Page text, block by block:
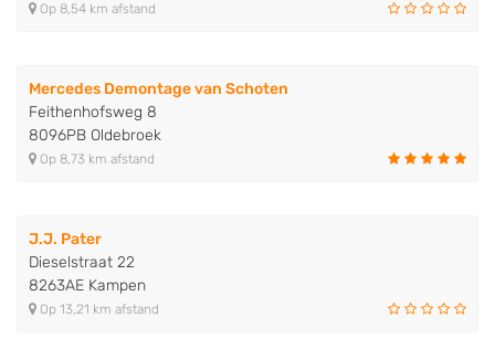
Op 8,54 km afstand
Mercedes Demontage van Schoten
Feithenhofsweg 8
8096PB Oldebroek
Op 8,73 km afstand
J.J. Pater
Dieselstraat 22
8263AE Kampen
Op 13,21 km afstand